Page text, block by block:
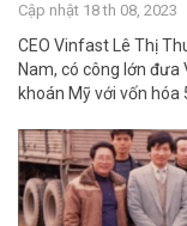
Cập nhật 18 th 08, 2023
CEO Vinfast Lê Thị
Nam, có công lớn
khoán Mỹ với vốn hóa